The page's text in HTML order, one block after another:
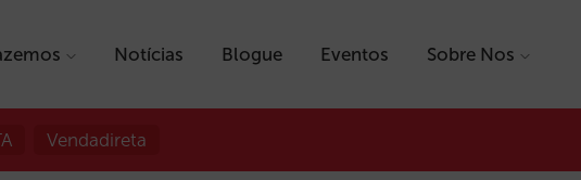
Notícias Blogue Eventos Sobre Nos
Vendadireta